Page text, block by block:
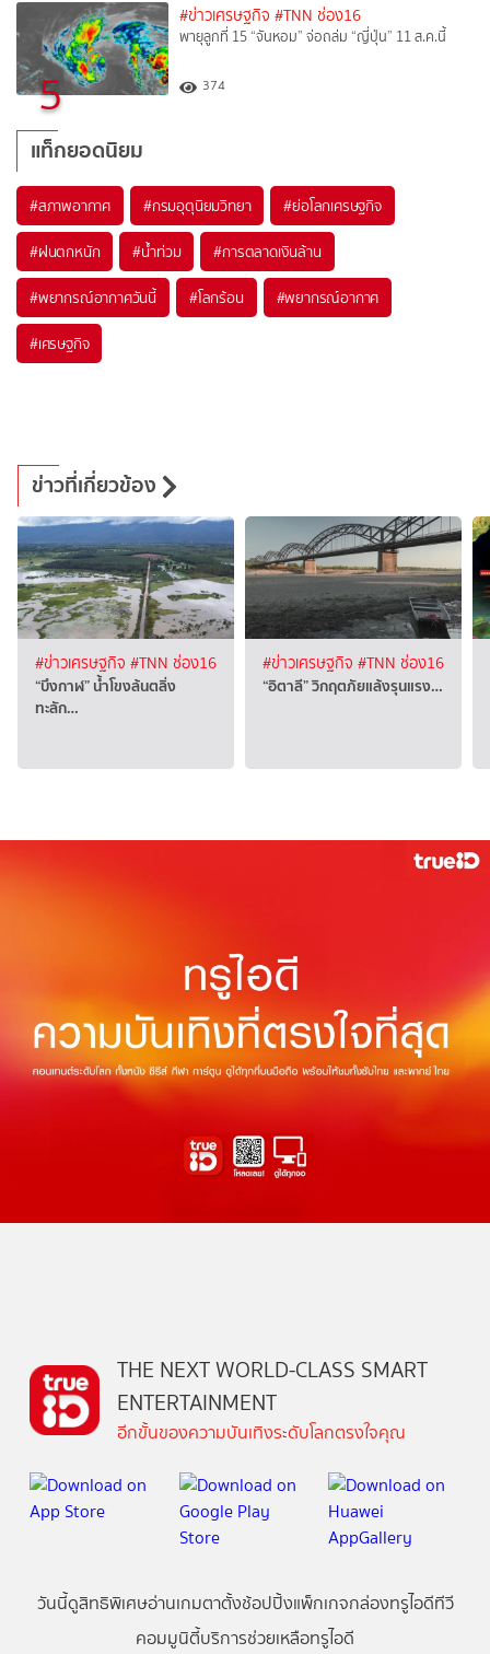
5
#ข่าวเศรษฐกิจ #TNN ช่อง16
พายุลูกที่ 15 “จันหอม” จ่อถล่ม “ญี่ปุ่น” 11 ส.ค.นี้
374
แท็กยอดนิยม
#สภาพอากาศ #กรมอุตุนิยมวิทยา #ย่อโลกเศรษฐกิจ
#ฝนตกหนัก #น้ำท่วม #การตลาดเงินล้าน
#พยากรณ์อากาศวันนี้ #โลกร้อน #พยากรณ์อากาศ
#เศรษฐกิจ
ข่าวที่เกี่ยวข้อง
#ข่าวเศรษฐกิจ #TNN ช่อง16
“บึงกาฬ” น้ำโขงล้นตลิ่ง
ทะลัก…
#ข่าวเศรษฐกิจ #TNN ช่อง16
“อิตาลี” วิกฤตภัยแล้งรุนแรง…
THE NEXT WORLD-CLASS SMART
ENTERTAINMENT
อีกขั้นของความบันเทิงระดับโลกตรงใจคุณ
วันนี้ดูสิทธิพิเศษอ่านเกมตาตั้งช้อปปิ้งแพ็กเกจกล่องทรูไอดีทีวี
คอมมูนิตี้บริการช่วยเหลือทรูไอดี